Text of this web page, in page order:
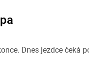
Dnes jezdce čeká